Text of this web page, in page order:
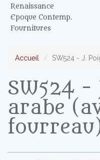
Renaissance
Epoque Contemp.
Fournitures
Accueil SW524 - J.
SW524 -
arabe